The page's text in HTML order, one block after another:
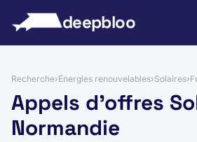
deepbloo
Recherche›Énergies renouvelables›Solaires›
Appels d'offres
Normandie